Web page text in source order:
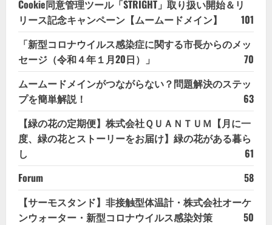
Cookie同意管理ツール「STRIGHT」取り扱い開始＆リ
リース記念キャンペーン【ムームードメイン】
101
「新型コロナウイルス感染症に関する市長からのメッ
セージ（令和４年１月20日）」
70
ムームードメインがつながらない？問題解決のステッ
プを簡単解説！
63
【緑の花の定期便】株式会社ＱＵＡＮＴＵＭ【月に一
度、緑の花とストーリーをお届け】緑の花がある暮ら
し
61
Forum
58
【サーモスタンド】非接触型体温計・株式会社オーケ
ンウォーター・新型コロナウイルス感染対策
50